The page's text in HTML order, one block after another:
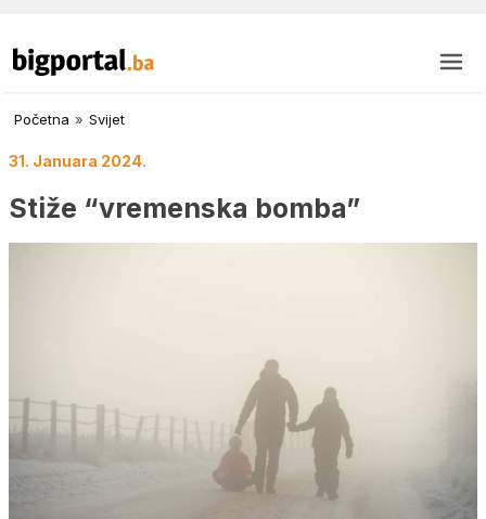
Početna » Svijet
31. Januara 2024.
Stiže “vremenska bomba”